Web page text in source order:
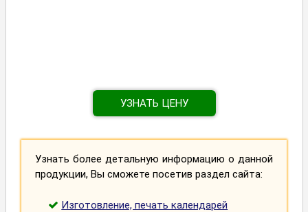
УЗНАТЬ ЦЕНУ
Узнать более детальную информацию о данной
продукции, Вы сможете посетив раздел сайта:
Изготовление, печать календарей